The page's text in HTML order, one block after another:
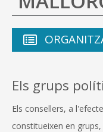
Els grups
Els consellers, a
constitueixen en